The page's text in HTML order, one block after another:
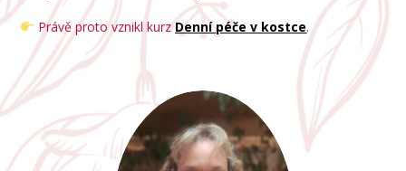
Právě proto vznikl kurzDenní péče v kostce.